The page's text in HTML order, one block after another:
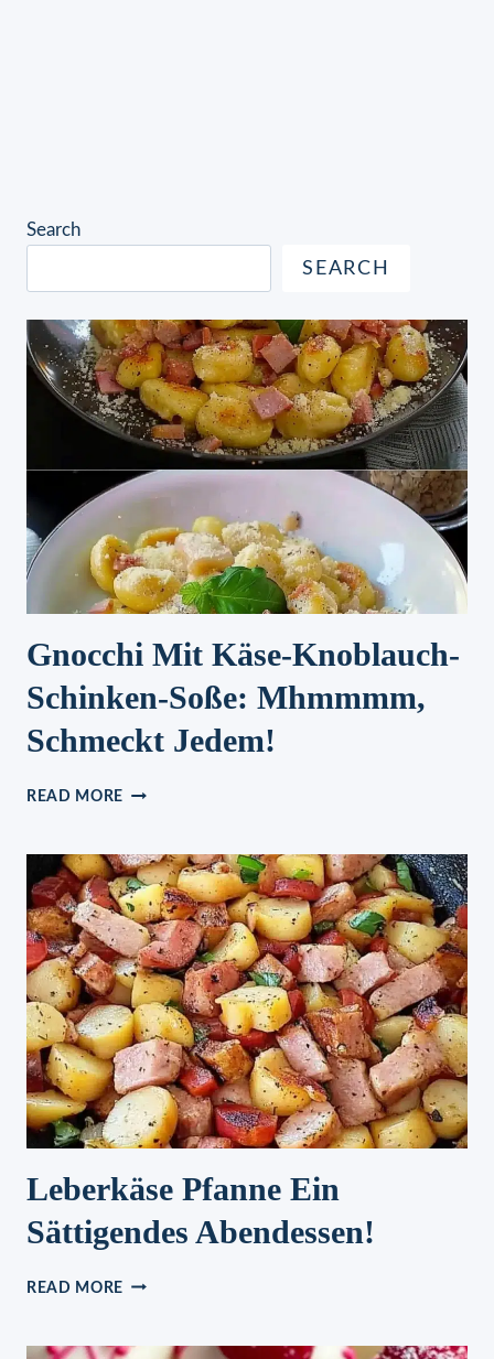
Search
SEARCH
Gnocchi Mit Käse-Knoblauch-
Schinken-Soße: Mhmmmm,
Schmeckt Jedem!
READ MORE GNOCCHI
KNOBLAUCH-
SCHINKEN-
SOSSE: M
HMMMM, S
CHMECKT J
EDEM!
Leberkäse Pfanne Ein
Sättigendes Abendessen!
READ MORE LEBERKÄSE
SÄTTIGENDES